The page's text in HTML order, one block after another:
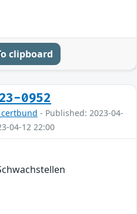
clipboard
0952
- Published: 2023-04-
04-12 22:00